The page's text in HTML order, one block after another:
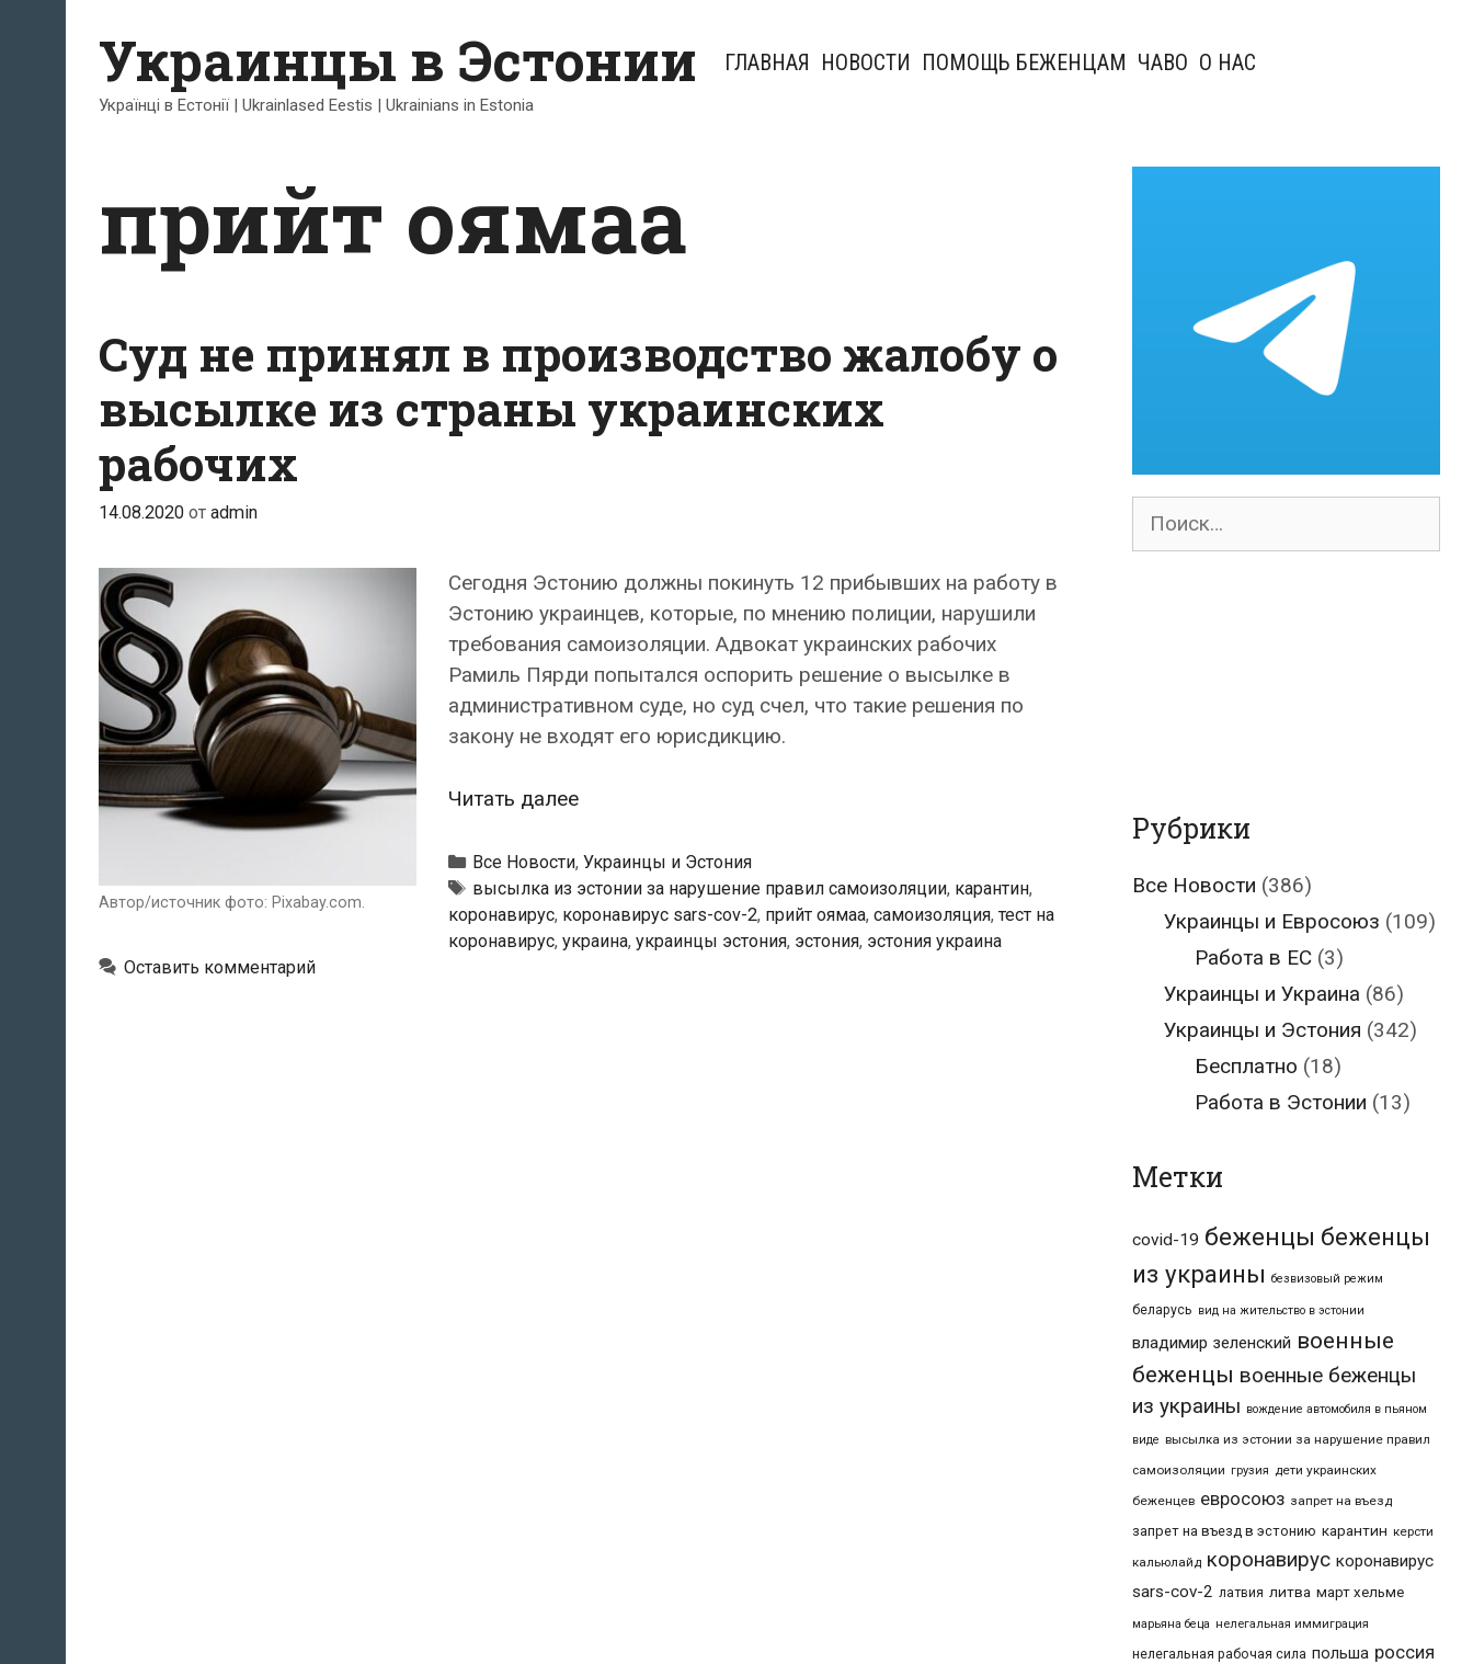
содержимому
Украинцы в Эстонии
Українці в Естонії | Ukrainlased Eestis | Ukrainians in Estonia
ГЛАВНАЯ НОВОСТИ ПОМОЩЬ БЕЖЕНЦАМ ЧАВО О НАС
прийт оямаа
Суд не принял в производство жалобу о
высылке из страны украинских
рабочих
14.08.2020 от admin
Автор/источник фото: Pixabay.com.
Сегодня Эстонию должны покинуть 12 прибывших на работу в
Эстонию украинцев, которые, по мнению полиции, нарушили
требования самоизоляции. Адвокат украинских рабочих
Рамиль Пярди попытался оспорить решение о высылке в
административном суде, но суд счел, что такие решения по
закону не входят его юрисдикцию.
Читать далееСуд
принял
в
производство
жалобу
Рубрики
Все Новости,Украинцы и Эстония
Метки
высылка из эстонии за нарушение правил самоизоляции, карантин,
коронавирус, коронавирус sars-cov-2, прийт оямаа, самоизоляция,тест на
коронавирус, украина, украинцы эстония, эстония, эстония украина
Оставить комментарий
Поиск
Рубрики
Все Новости (386)
Украинцы и Евросоюз (109)
Работа в ЕС (3)
Украинцы и Украина (86)
Украинцы и Эстония (342)
Бесплатно (18)
Работа в Эстонии (13)
Метки
covid-19 беженцы беженцы
из украины безвизовый режим
беларусь вид на жительство в эстонии
владимир зеленский военные
беженцы военные беженцы
из украины вождение автомобиля в пьяном
виде высылка из эстонии за нарушение правил
самоизоляции грузия дети украинских
беженцев евросоюз запрет на въезд
запрет на въезд в эстонию карантин керсти
кальюлайд коронавирус коронавирус
sars-cov-2 латвия литва март хельме
марьяна беца нелегальная иммиграция
нелегальная рабочая сила польша россия